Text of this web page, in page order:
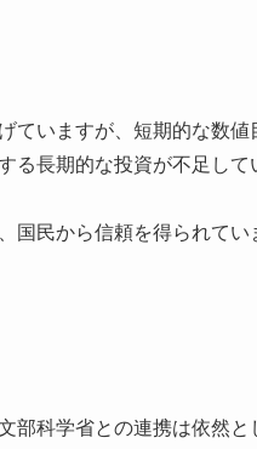
ていますが、短期的な数値
る長期的な投資が不足して
民から信頼を得られてい
部科学省との連携は依然と